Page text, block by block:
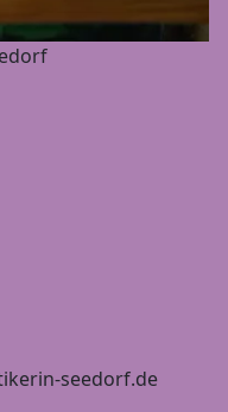
seedorf.de